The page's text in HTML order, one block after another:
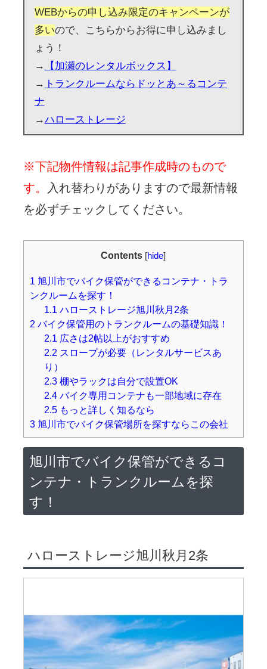
WEBからの申し込み限定のキャンペーンが
多いので、こちらからお得に申し込みまし
ょう！
→
【加瀬のレンタルボックス】
→ トランクルームならドッとあ～るコンテ
ナ
→ハローストレージ
※下記物件情報は記事作成時のもので
す。
入れ替わりがありますので最新情報
を必ずチェックしてください。
Contents [hide]
1 旭川市でバイク保管ができるコンテナ・トラ
ンクルームを探す！
1.1 ハローストレージ旭川秋月2条
2 バイク保管用のトランクルームの基礎知識！
2.1 広さは2帖以上がおすすめ
2.2 スロープが必要（レンタルサービスあ
り）
2.3棚やラックは自分で設置OK
2.4バイク専用コンテナも一部地域に存在
2.5もっと詳しく知るなら
3旭川市でバイク保管場所を探すならこの会社
旭川市でバイク保管ができるコ
ンテナ・トランクルームを探
す！
ハローストレージ旭川秋月2条